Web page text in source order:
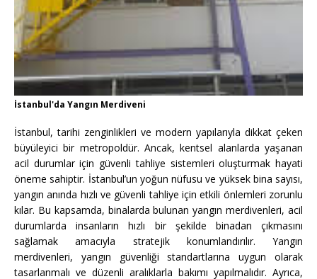
İstanbul'da Yangın Merdiveni
İstanbul, tarihi zenginlikleri ve modern yapılarıyla dikkat çeken
büyüleyici bir metropoldür. Ancak, kentsel alanlarda yaşanan
acil durumlar için güvenli tahliye sistemleri oluşturmak hayati
öneme sahiptir. İstanbul’un yoğun nüfusu ve yüksek bina sayısı,
yangın anında hızlı ve güvenli tahliye için etkili önlemleri zorunlu
kılar. Bu kapsamda, binalarda bulunan yangın merdivenleri, acil
durumlarda insanların hızlı bir şekilde binadan çıkmasını
sağlamak amacıyla stratejik konumlandırılır. Yangın
merdivenleri, yangın güvenliği standartlarına uygun olarak
tasarlanmalı ve düzenli aralıklarla bakımı yapılmalıdır. Ayrıca,